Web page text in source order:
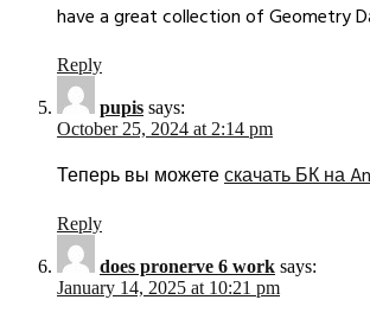
have a great collection of Geometry
Reply
pupis says:
October 25, 2024 at 2:14 pm
Теперь вы можетескачать БК на
Reply
does pronerve 6 work says:
January 14, 2025 at 10:21 pm